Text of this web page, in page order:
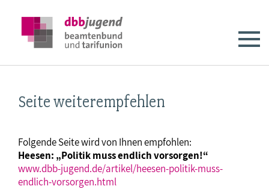
Seite weiterempfehlen
Folgende Seite wird von Ihnen empfohlen:
Heesen: „Politik muss endlich vorsorgen!“
www.dbb-jugend.de/artikel/heesen-politik-muss-
endlich-vorsorgen.html